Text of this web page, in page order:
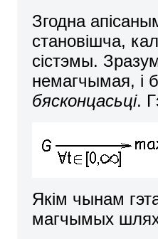
Згодна
становішча,
сістэмы.
немагчымая, і
бясконцасьці.
Якім чынам
магчымых